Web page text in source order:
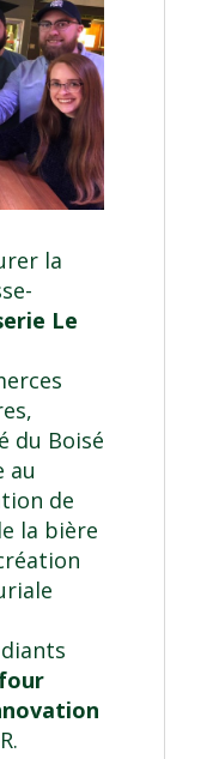
la
Le
du Boisé
au
de
la bière